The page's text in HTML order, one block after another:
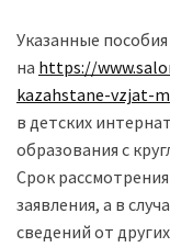
Указанные
на https://
kazahstane-vzjat-
в детских
образования с
Срок
заявления, а в
сведений от